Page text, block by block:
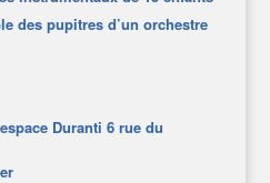
des pupitres d’un orchestre
Duranti 6 rue du